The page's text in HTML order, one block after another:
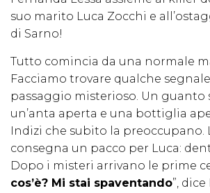
suo marito Luca Zocchi e
di Sarno!
Tutto comincia da una normale
Facciamo trovare qualche
passaggio misterioso. Un guanto
un’anta aperta e una bottiglia
Indizi che subito la preoccupano.
consegna un pacco per Luca:
Dopo i misteri arrivano le prime
cos’è? Mi stai spaventando”,